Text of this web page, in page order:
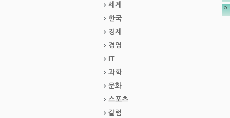
세계
한국
경제
경영
IT
과학
문화
스포츠
칼럼